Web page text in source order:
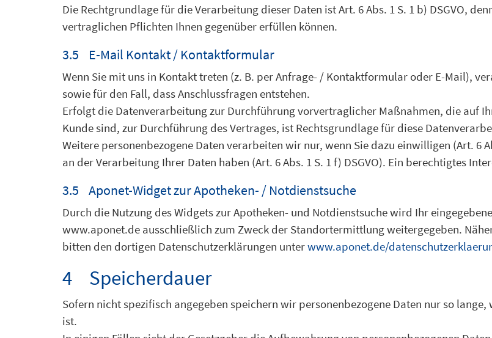
Die Rechtgrundlage für die Verarbeitung dieser Daten ist Art. 6 Abs. 1 S. 1 b) DSGVO,
vertraglichen Pflichten Ihnen gegenüber erfüllen können.
3.5 E-Mail Kontakt / Kontaktformular
Wenn Sie mit uns in Kontakt treten (z. B. per Anfrage- / Kontaktformular oder E-Mail),
sowie für den Fall, dass Anschlussfragen entstehen.
Erfolgt die Datenverarbeitung zur Durchführung vorvertraglicher Maßnahmen, die auf
Kunde sind, zur Durchführung des Vertrages, ist Rechtsgrundlage für diese
Weitere personenbezogene Daten verarbeiten wir nur, wenn Sie dazu einwilligen (Art. 6
an der Verarbeitung Ihrer Daten haben (Art. 6 Abs. 1 S. 1 f) DSGVO). Ein berechtigtes
3.5 Aponet-Widget zur Apotheken- / Notdienstsuche
Durch die Nutzung des Widgets zur Apotheken- und Notdienstsuche wird Ihr
www.aponet.de ausschließlich zum Zweck der Standortermittlung weitergegeben.
bitten den dortigen Datenschutzerklärungen unterwww.aponet.de/
4 Speicherdauer
Sofern nicht spezifisch angegeben speichern wir personenbezogene Daten nur so
ist.